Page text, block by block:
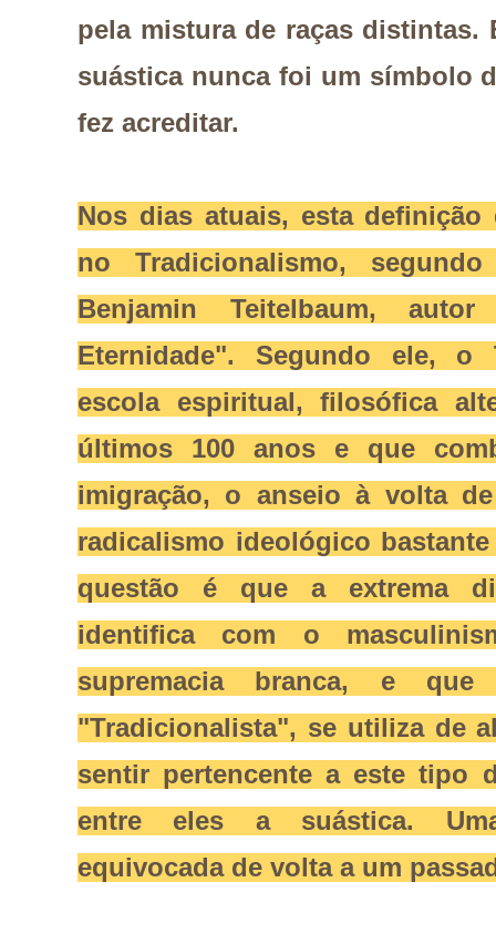
pela mistura de raças distintas.
suástica nunca foi um símbolo
fez acreditar.
Nos dias atuais, esta definição
no Tradicionalismo,
Benjamin Teitelbaum,
Eternidade". Segundo ele, o
escola espiritual, filosófica
últimos 100 anos e que
imigração, o anseio à volta
radicalismo ideológico
questão é que a extrema
identifica com o
supremacia branca, e
"Tradicionalista", se utiliza de
sentir pertencente a este tipo
entre eles a suástica.
equivocada de volta a um